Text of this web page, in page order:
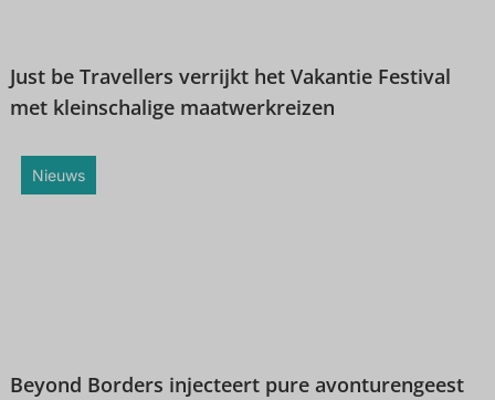
Just be Travellers verrijkt het Vakantie Festival
met kleinschalige maatwerkreizen
Nieuws
Beyond Borders injecteert pure avonturengeest